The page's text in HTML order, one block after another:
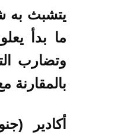
يتشبث به
ما بدأ
وتضارب
بالمقارنة
أكادير